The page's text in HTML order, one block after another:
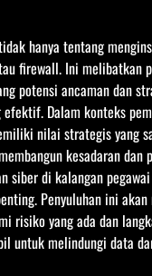
hanya tentang
firewall. Ini melibatkan
potensi ancaman dan
efektif. Dalam konteks
nilai strategis yang
kesadaran dan
siber di kalangan
Penyuluhan ini
risiko yang ada dan
untuk melindungi data